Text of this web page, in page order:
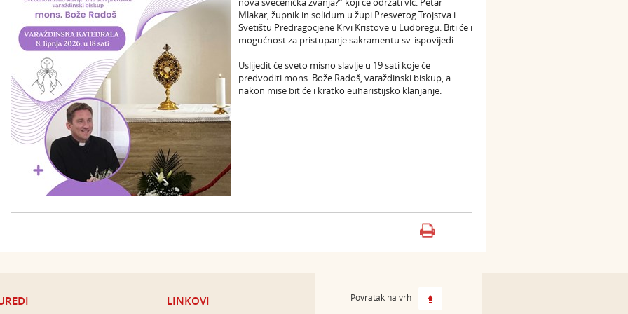
Mlakar, župnik in solidum u župi Presvetog Trojstva i
Svetištu Predragocjene Krvi Kristove u Ludbregu. Biti će i
mogućnost za pristupanje sakramentu sv. ispovijedi.
Uslijedit će sveto misno slavlje u 19 sati koje će
predvoditi mons. Bože Radoš, varaždinski biskup, a
nakon mise bit će i kratko euharistijsko klanjanje.
LINKOVI Povratak na vrh